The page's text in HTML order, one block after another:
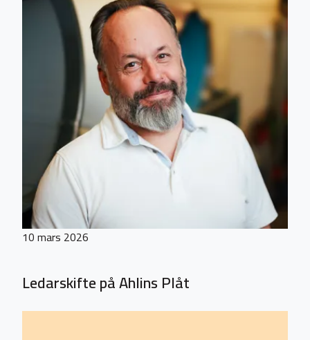
10 mars 2026
Ledarskifte på Ahlins Plåt